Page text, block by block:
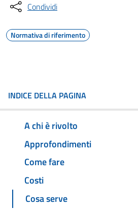
Condividi
Normativa di riferimento
INDICE DELLA PAGINA
A chi è rivolto
Approfondimenti
Come fare
Costi
Cosa serve